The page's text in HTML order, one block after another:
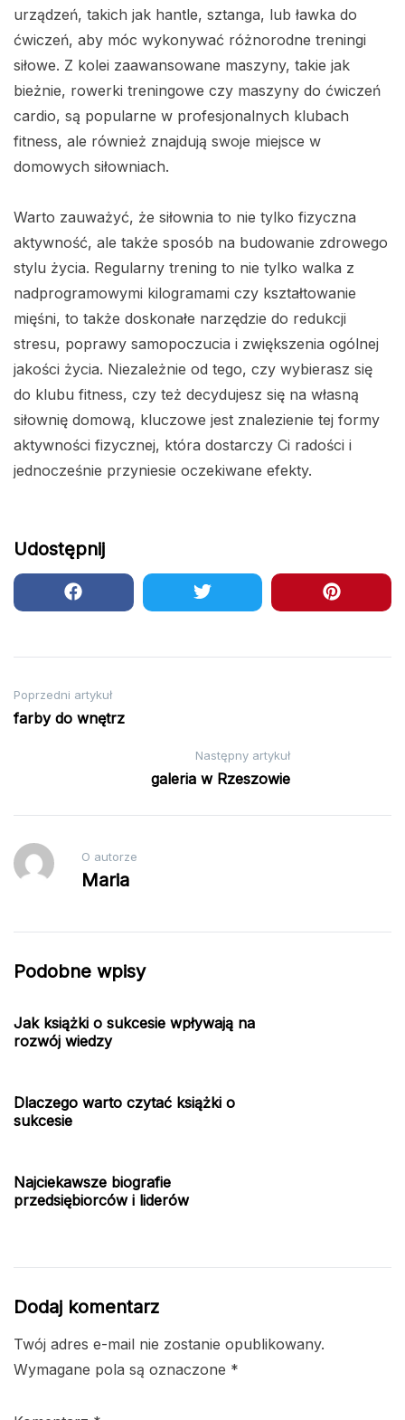
urządzeń, takich jak hantle, sztanga, lub ławka do
ćwiczeń, aby móc wykonywać różnorodne treningi
siłowe. Z kolei zaawansowane maszyny, takie jak
bieżnie, rowerki treningowe czy maszyny do ćwiczeń
cardio, są popularne w profesjonalnych klubach
fitness, ale również znajdują swoje miejsce w
domowych siłowniach.
Warto zauważyć, że siłownia to nie tylko fizyczna
aktywność, ale także sposób na budowanie zdrowego
stylu życia. Regularny trening to nie tylko walka z
nadprogramowymi kilogramami czy kształtowanie
mięśni, to także doskonałe narzędzie do redukcji
stresu, poprawy samopoczucia i zwiększenia ogólnej
jakości życia. Niezależnie od tego, czy wybierasz się
do klubu fitness, czy też decydujesz się na własną
siłownię domową, kluczowe jest znalezienie tej formy
aktywności fizycznej, która dostarczy Ci radości i
jednocześnie przyniesie oczekiwane efekty.
Udostępnij
Nawigacja
wpisu
Poprzedni artykuł
farby do wnętrz
Następny artykuł
galeria w Rzeszowie
O autorze
Maria
Podobne wpisy
Jak książki o sukcesie wpływają na
rozwój wiedzy
Dlaczego warto czytać książki o
sukcesie
Najciekawsze biografie
przedsiębiorców i liderów
Dodaj komentarz
Twój adres e-mail nie zostanie opublikowany.
Wymagane pola są oznaczone *